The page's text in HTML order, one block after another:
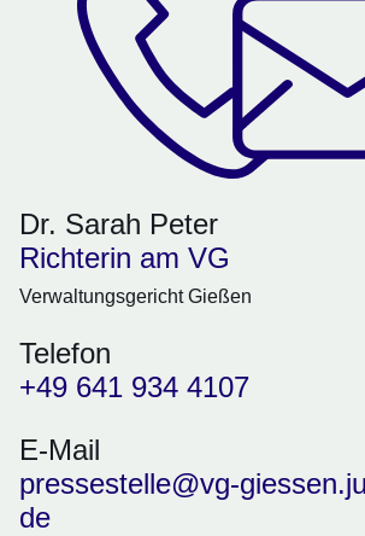
Dr. Sarah Peter
Richterin am VG
Verwaltungsgericht Gießen
Telefon
+49 641 934 4107
E-Mail
pressestelle@vg-
de